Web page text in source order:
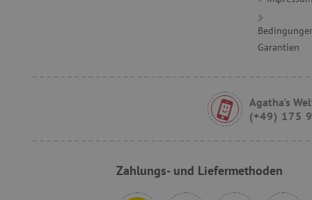
Garantien
Agatha's
(+49) 175
Zahlungs- und Liefermethoden
lastVisitedProduct